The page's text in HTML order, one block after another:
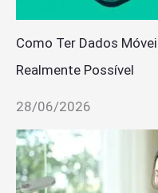
Como Ter Dados
Realmente Possível
28/06/2026